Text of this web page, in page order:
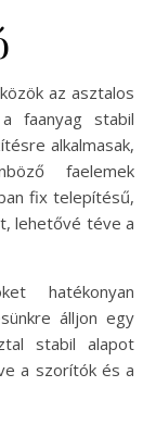
az asztalos
faanyag stabil
alkalmasak,
faelemek
fix telepítésű,
lehetővé téve a
hatékonyan
álljon egy
stabil alapot
a szorítók és a